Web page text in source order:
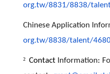
org.tw/8831/8838/
Chinese Application
org.tw/8838/talent/
² Contact Information: